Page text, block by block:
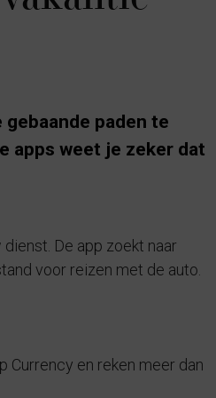
paden te
apps weet je zeker dat
De app zoekt naar
voor reizen met de auto.
Currency en reken meer dan